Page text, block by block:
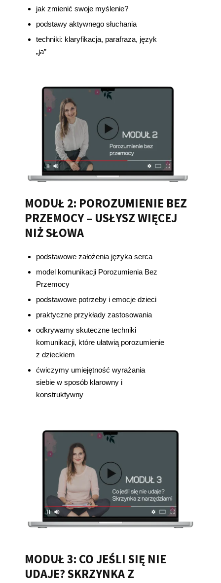
jak zmienić swoje myślenie?
podstawy aktywnego słuchania
techniki: klaryfikacja, parafraza, język
„ja”
MODUŁ 2: POROZUMIENIE BEZ
PRZEMOCY – USŁYSZ WIĘCEJ
NIŻ SŁOWA
podstawowe założenia języka serca
model komunikacji Porozumienia Bez
Przemocy
podstawowe potrzeby i emocje dzieci
praktyczne przykłady zastosowania
odkrywamy skuteczne techniki
komunikacji, które ułatwią porozumienie
z dzieckiem
ćwiczymy umiejętność wyrażania
siebie w sposób klarowny i
konstruktywny
MODUŁ 3: CO JEŚLI SIĘ NIE
UDAJE? SKRZYNKA Z